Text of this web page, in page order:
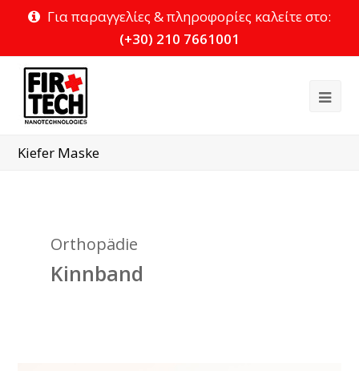
Για παραγγελίες & πληροφορίες καλείτε στο:
(+30) 210 7661001
Kiefer Maske
Orthopädie
Kinnband